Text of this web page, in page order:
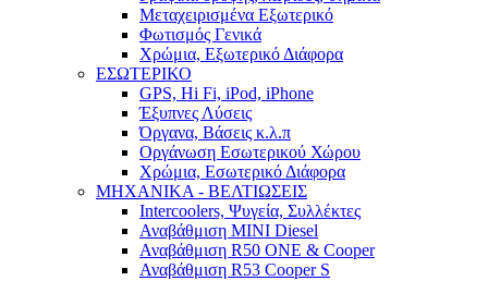
Μεταχειρισμένα Εξωτερικό
Φωτισμός Γενικά
Χρώμια, Εξωτερικό Διάφορα
ΕΣΩΤΕΡΙΚΟ
GPS, Hi Fi, iPod, iPhone
Έξυπνες Λύσεις
Όργανα, Βάσεις κ.λ.π
Οργάνωση Εσωτερικού Χώρου
Χρώμια, Εσωτερικό Διάφορα
ΜΗΧΑΝΙΚΑ - ΒΕΛΤΙΩΣΕΙΣ
Intercoolers, Ψυγεία, Συλλέκτες
Αναβάθμιση MINI Diesel
Αναβάθμιση R50 ONE & Cooper
Αναβάθμιση R53 Cooper S